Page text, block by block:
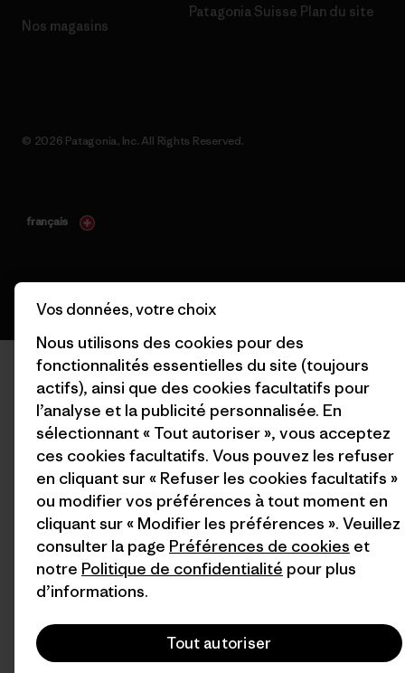
Nos magasins
Patagonia Suisse Plan du site
© 2026 Patagonia, Inc. All Rights Reserved.
français
Vos données, votre choix
Nous utilisons des cookies pour des
fonctionnalités essentielles du site (toujours
actifs), ainsi que des cookies facultatifs pour
l’analyse et la publicité personnalisée. En
sélectionnant « Tout autoriser », vous acceptez
ces cookies facultatifs. Vous pouvez les refuser
en cliquant sur « Refuser les cookies facultatifs »
ou modifier vos préférences à tout moment en
cliquant sur « Modifier les préférences ». Veuillez
consulter la page Préférences de cookies et
notre Politique de confidentialité pour plus
d’informations.
Tout autoriser